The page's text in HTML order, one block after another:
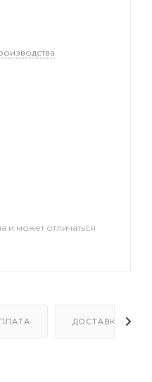
и может отличаться
ДОСТАВКА